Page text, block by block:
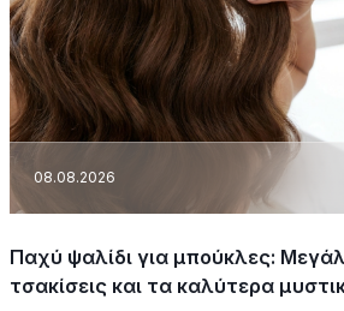
08.08.2026
Παχύ ψαλίδι για μπούκλες:
τσακίσεις και τα καλύτερα